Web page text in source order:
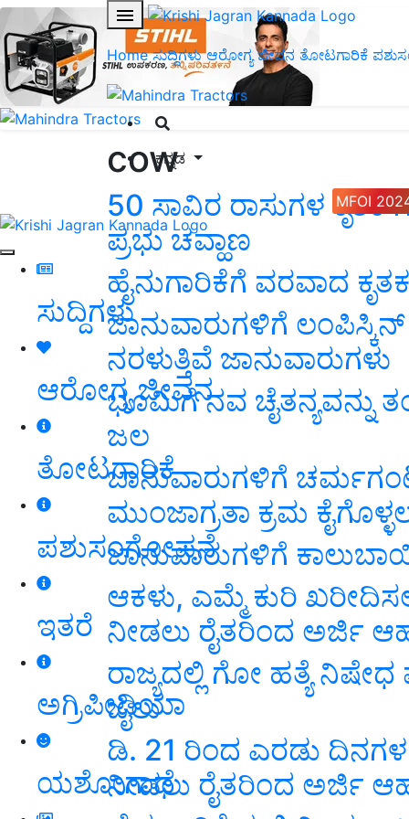
Home ಸುದ್ದಿಗಳು ಆರೋಗ್ಯ ಜೀವನ ತೋಟಗಾರಿಕೆ
ಕನ್ನಡ
MFOI
ಸುದ್ದಿಗಳು
ಆರೋಗ್ಯ ಜೀವನ
ತೋಟಗಾರಿಕೆ
ಪಶುಸಂಗೋಪನೆ
ಇತರೆ
ಅಗ್ರಿಪೀಡಿಯಾ
ಯಶೋಗಾಥೆ
cow
50 ಸಾವಿರ ರಾಸುಗಳ
ಪ್ರಭು ಚವ್ಹಾಣ
ಹೈನುಗಾರಿಕೆಗೆ ವರವಾದ
ಜಾನುವಾರುಗಳಿಗೆ
ನರಳುತ್ತಿವೆ ಜಾನುವಾರುಗಳು
ಭೂಮಿಗೆ ನವ ಚೈತನ್ಯವನ್ನು
ಜಲ
ಜಾನುವಾರುಗಳಿಗೆ
ಮುಂಜಾಗ್ರತಾ ಕ್ರಮ
ಜಾನುವಾರುಗಳಿಗೆ
ಆಕಳು, ಎಮ್ಮೆ ಕುರಿ
ನೀಡಲು ರೈತರಿಂದ ಅರ್ಜಿ
ರಾಜ್ಯದಲ್ಲಿ ಗೋ ಹತ್ಯೆ
ಜೈಲು
ಡಿ. 21 ರಿಂದ ಎರಡು ದಿನಗಳ
ನೀಡಲು ರೈತರಿಂದ ಅರ್ಜಿ